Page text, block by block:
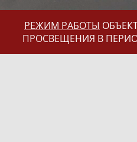
РЕЖИМ РАБОТЫ
ПРОСВЕЩЕНИЯ В